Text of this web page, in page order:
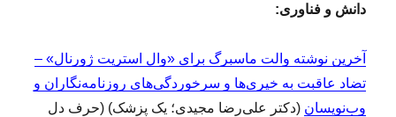
دانش و فناوری:
آخرین نوشته والت ماسبرگ برای «وال استریت ژورنال» –
تضاد عاقبت به خیری‌ها و سرخوردگی‌های روزنامه‌نگاران و
وب‌نویسان (دکتر علی‌رضا مجیدی؛ یک پزشک) (حرف دل